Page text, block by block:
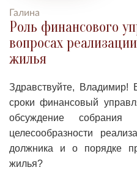
Галина
Роль финансового
вопросах
жилья
Здравствуйте, Владимир!
сроки финансовый
обсуждение
целесообразности
должника и о порядке
жилья?